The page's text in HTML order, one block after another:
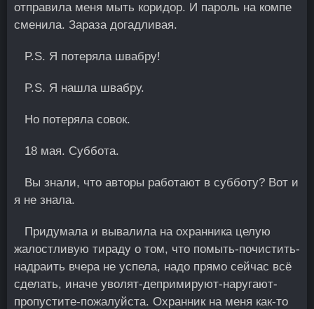
отправила меня мыть коридор. И пароль на компе
сменила. Зараза догадливая.
P.S. Я потеряла швабру!
P.S. Я нашла швабру.
Но потеряла совок.
18 мая. Суббота.
Вы знали, что авторы работают в субботу? Вот и
я не знала.
Придумала и вывалила на охранника целую
жалостливую тираду о том, что помыть-почистить-
надраить вчера не успела, надо прямо сейчас всё
сделать, иначе уволят-депримируют-наругают-
пропустите-пожалуйста. Охранник на меня как-то